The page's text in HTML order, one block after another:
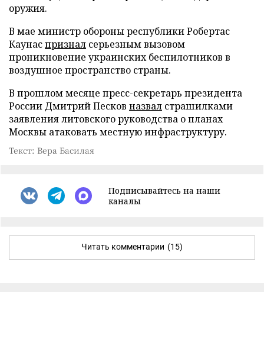
оружия.
В мае министр обороны республики Робертас
Каунаспризнал серьезным вызовом
проникновение украинских беспилотников в
воздушное пространство страны.
В прошлом месяце пресс-секретарь президента
России Дмитрий Песков назвал страшилками
заявления литовского руководства о планах
Москвы атаковать местную инфраструктуру.
Текст: Вера Басилая
Подписывайтесь на наши
каналы
Читать комментарии (15)